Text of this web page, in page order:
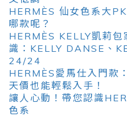
HERMÈS 仙女色系大
哪款呢？
HERMÈS KELLY凱莉
識：KELLY DANSE、
24/24
HERMÈS愛馬仕入門款
天價也能輕鬆入手！
讓人心動！帶您認識
色系